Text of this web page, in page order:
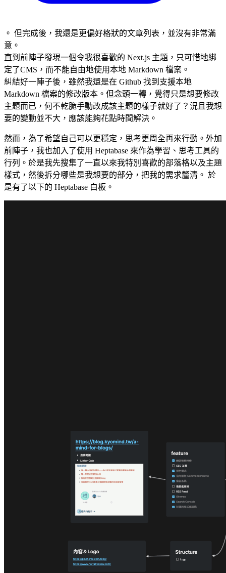
。 但完成後，我還是更偏好格狀的文章列表，並沒有非常滿
意。
直到前陣子發現一個令我很喜歡的 Next.js 主題，只可惜地綁
定了CMS，而不能自由地使用本地 Markdown 檔案。
糾結好一陣子後，雖然我還是在 Github 找到支援本地
Markdown 檔案的修改版本。但念頭一轉，覺得只是想要修改
主題而已，何不乾脆手動改成該主題的樣子就好了？況且我想
要的變動並不大，應該能夠花點時間解決。
然而，為了希望自己可以更穩定，思考更周全再來行動。外加
前陣子，我也加入了使用 Heptabase 來作為學習、思考工具的
行列。於是我先搜集了一直以來我特別喜歡的部落格以及主題
樣式，然後拆分哪些是我想要的部分，把我的需求釐清。 於
是有了以下的 Heptabase 白板。